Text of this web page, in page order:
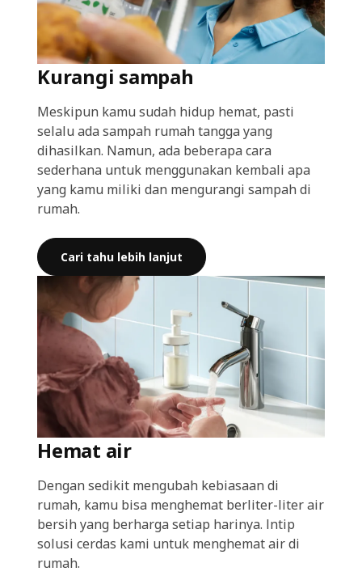
Kurangi sampah
Meskipun kamu sudah hidup hemat, pasti
selalu ada sampah rumah tangga yang
dihasilkan. Namun, ada beberapa cara
sederhana untuk menggunakan kembali apa
yang kamu miliki dan mengurangi sampah di
rumah.
Cari tahu lebih lanjut
Hemat air
Dengan sedikit mengubah kebiasaan di
rumah, kamu bisa menghemat berliter-liter air
bersih yang berharga setiap harinya. Intip
solusi cerdas kami untuk menghemat air di
rumah.